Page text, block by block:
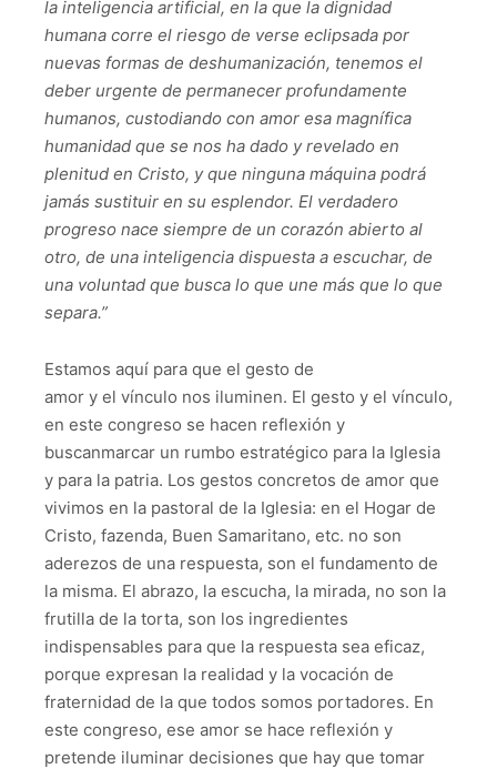
la inteligencia artificial, en la que la dignidad
humana corre el riesgo de verse eclipsada por
nuevas formas de deshumanización, tenemos el
deber urgente de permanecer profundamente
humanos, custodiando con amor esa magnífica
humanidad que se nos ha dado y revelado en
plenitud en Cristo, y que ninguna máquina podrá
jamás sustituir en su esplendor. El verdadero
progreso nace siempre de un corazón abierto al
otro, de una inteligencia dispuesta a escuchar, de
una voluntad que busca lo que une más que lo que
separa.”
Estamos aquí para que el gesto de
amor y el vínculo nos iluminen. El gesto y el vínculo,
en este congreso se hacen reflexión y
buscanmarcar un rumbo estratégico para la Iglesia
y para la patria. Los gestos concretos de amor que
vivimos en la pastoral de la Iglesia: en el Hogar de
Cristo, fazenda, Buen Samaritano, etc. no son
aderezos de una respuesta, son el fundamento de
la misma. El abrazo, la escucha, la mirada, no son la
frutilla de la torta, son los ingredientes
indispensables para que la respuesta sea eficaz,
porque expresan la realidad y la vocación de
fraternidad de la que todos somos portadores. En
este congreso, ese amor se hace reflexión y
pretende iluminar decisiones que hay que tomar